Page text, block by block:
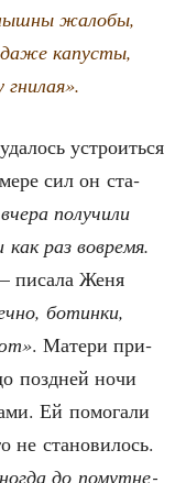
жало­бы,
капу­сты,
устро­ить­ся
сил он ста­
полу­чи­ли
раз вовре­мя.
писа­ла Женя
ботин­ки,
. Мате­ри при­
позд­ней ночи
Ей помо­га­ли
не ста­но­ви­лось.
до помут­не­